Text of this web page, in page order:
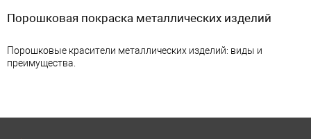
Порошковая покраска металлических изделий
Порошковые красители металлических изделий: виды и
преимущества.